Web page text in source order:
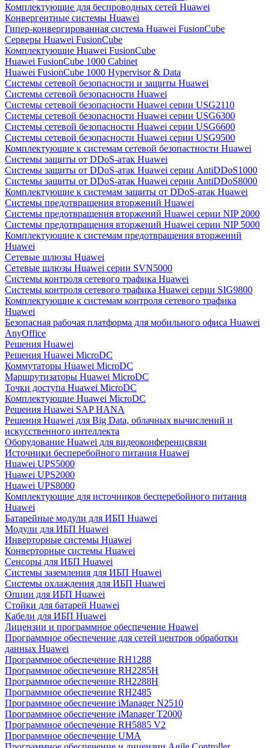
Комплектующие для беспроводных сетей Huawei
Конвергентные системы Huawei
Гипер-конвергированная система Huawei FusionCube
Серверы Huawei FusionCube
Комплектующие Huawei FusionCube
Huawei FusionCube 1000 Cabinet
Huawei FusionCube 1000 Hypervisor & Data
Системы сетевой безопасности и защиты Huawei
Системы сетевой безопасности Huawei
Системы сетевой безопасности Huawei серии USG2110
Системы сетевой безопасности Huawei серии USG6300
Системы сетевой безопасности Huawei серии USG6600
Системы сетевой безопасности Huawei серии USG9500
Комплектующие к системам сетевой безопастности Huawei
Системы защиты от DDoS-атак Huawei
Системы защиты от DDoS-атак Huawei серии AntiDDoS1000
Системы защиты от DDoS-атак Huawei серии AntiDDoS8000
Комплектующие к системам защиты от DDoS-атак Huawei
Системы предотвращения вторжений Huawei
Системы предотвращения вторжений Huawei серии NIP 2000
Системы предотвращения вторжений Huawei серии NIP 5000
Комплектующие к системам предотвращения вторжений
Huawei
Сетевые шлюзы Huawei
Сетевые шлюзы Huawei серии SVN5000
Системы контроля сетевого трафика Huawei
Системы контроля сетевого трафика Huawei серии SIG9800
Комплектующие к системам контроля сетевого трафика
Huawei
Безопасная рабочая платформа для мобильного офиса Huawei
AnyOffice
Решения Huawei
Решения Huawei MicroDC
Коммутаторы Huawei MicroDC
Маршрутизаторы Huawei MicroDC
Точки доступа Huawei MicroDC
Комплектующие Huawei MicroDC
Решения Huawei SAP HANA
Решения Huawei для Big Data, облачных вычислений и
искусственного интеллекта
Оборудование Huawei для видеоконференцсвязи
Источники бесперебойного питания Huawei
Huawei UPS5000
Huawei UPS2000
Huawei UPS8000
Комплектующие для источников бесперебойного питания
Huawei
Батарейные модули для ИБП Huawei
Модули для ИБП Huawei
Инверторные системы Huawei
Конверторные системы Huawei
Сенсоры для ИБП Huawei
Системы заземления для ИБП Huawei
Системы охлаждения для ИБП Huawei
Опции для ИБП Huawei
Стойки для батарей Huawei
Кабели для ИБП Huawei
Лицензии и программное обеспечение Huawei
Программное обеспечение для сетей центров обработки
данных Huawei
Программное обеспечение RH1288
Программное обеспечение RH2285H
Программное обеспечение RH2288H
Программное обеспечение RH2485
Программное обеспечение iManager N2510
Программное обеспечение iManager T2000
Программное обеспечение RH5885 V2
Программное обеспечение UMA